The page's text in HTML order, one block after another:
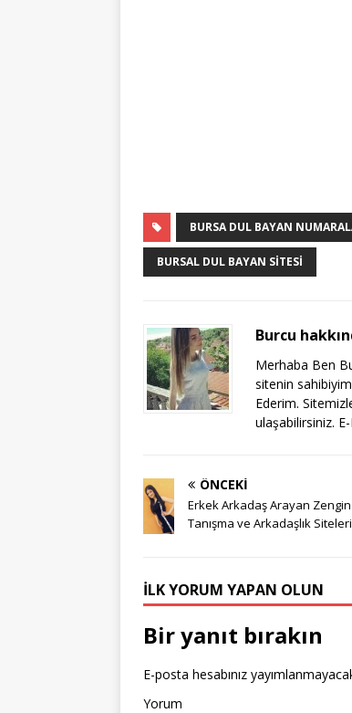
BURSA DUL BAYAN
BURSAL DUL BAYAN SITESI
Burcu
Merhaba Ben
sitenin
Ederim.
ulaşabilirsiniz.
ÖNCEKI
Erkek Arkadaş Arayan
Tanışma ve Arkadaşlık Siteleri
İLK YORUM YAPAN OLUN
Bir yanıt bırakın
E-posta hesabınız
Yorum